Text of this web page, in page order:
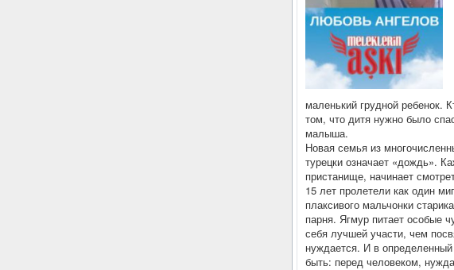
маленький грудной ребенок.
том, что дитя нужно было
малыша.
Новая семья из
турецки означает «дождь».
пристанище, начинает
15 лет пролетели как один
плаксивого мальчонки
парня. Ягмур питает особые
себя лучшей участи, чем
нуждается. И в
быть: перед человеком,